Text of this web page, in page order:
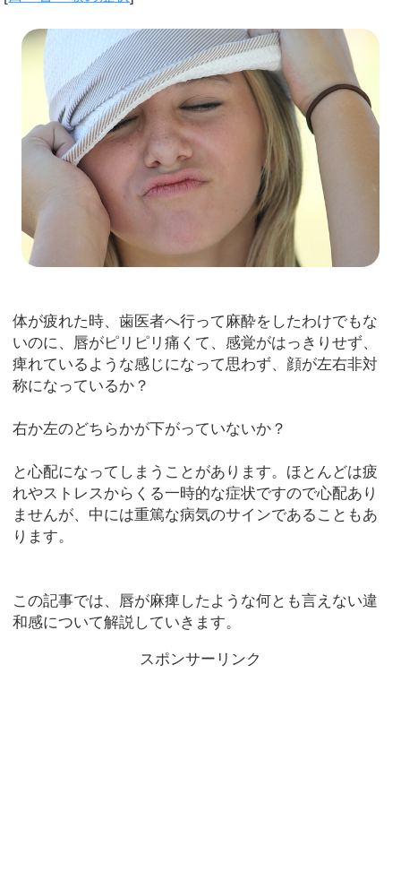
体が疲れた時、歯医者へ行って麻酔をしたわけでもな
いのに、唇がピリピリ痛くて、感覚がはっきりせず、
痺れているような感じになって思わず、顔が左右非対
称になっているか？
右か左のどちらかが下がっていないか？
と心配になってしまうことがあります。ほとんどは疲
れやストレスからくる一時的な症状ですので心配あり
ませんが、中には重篤な病気のサインであることもあ
ります。
この記事では、唇が麻痺したような何とも言えない違
和感について解説していきます。
スポンサーリンク